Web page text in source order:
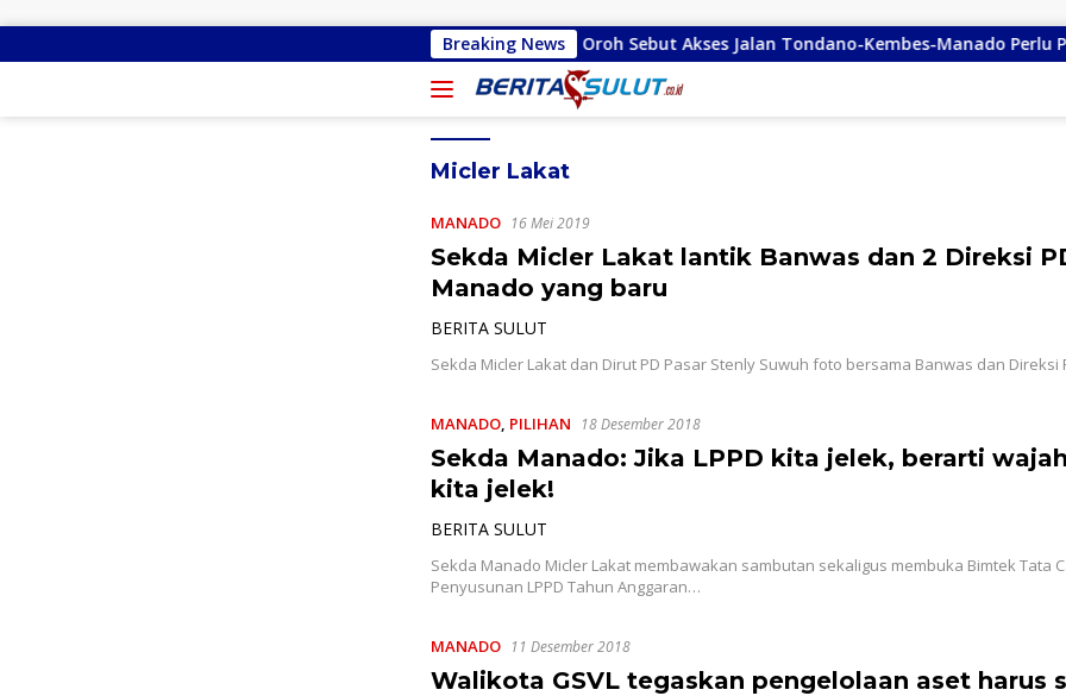
Breaking News
Gracia Yubelinda Oroh Sebut Akses Jalan Tondano-Kembes-Manado Perlu Perhatian
Micler Lakat
MANADO 16 Mei 2019
Sekda Micler Lakat lantik Banwas dan 2 Direksi
Manado yang baru
BERITA SULUT
Sekda Micler Lakat dan Dirut PD Pasar Stenly Suwuh foto bersama Banwas dan Direksi
MANADO, PILIHAN 18 Desember 2018
Sekda Manado: Jika LPPD kita jelek, berarti
kita jelek!
BERITA SULUT
Sekda Manado Micler Lakat membawakan sambutan sekaligus membuka Bimtek Tata
Penyusunan LPPD Tahun Anggaran…
MANADO 11 Desember 2018
Walikota GSVL tegaskan pengelolaan aset harus